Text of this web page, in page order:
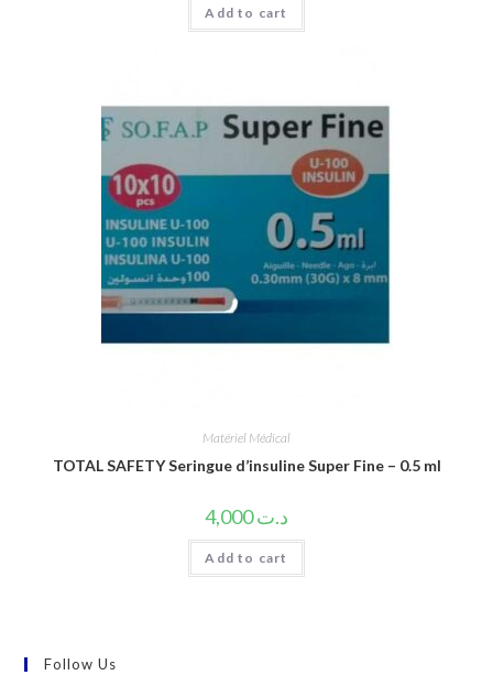
Add to cart
Matériel Médical
TOTAL SAFETY Seringue d’insuline Super Fine – 0.5 ml
د.ت4,000
Add to cart
Follow Us